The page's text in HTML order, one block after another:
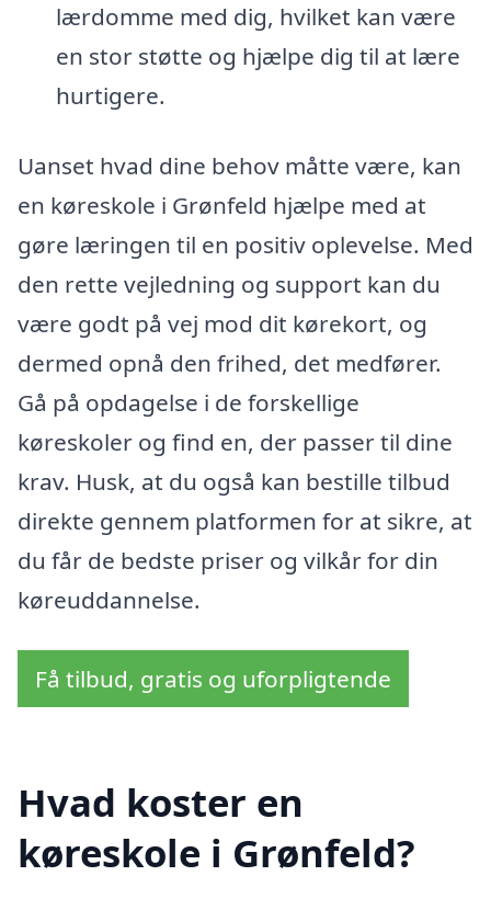
lærdomme med dig, hvilket kan være
en stor støtte og hjælpe dig til at lære
hurtigere.
Uanset hvad dine behov måtte være, kan
en køreskole i Grønfeld hjælpe med at
gøre læringen til en positiv oplevelse. Med
den rette vejledning og support kan du
være godt på vej mod dit kørekort, og
dermed opnå den frihed, det medfører.
Gå på opdagelse i de forskellige
køreskoler og find en, der passer til dine
krav. Husk, at du også kan bestille tilbud
direkte gennem platformen for at sikre, at
du får de bedste priser og vilkår for din
køreuddannelse.
Få tilbud, gratis og uforpligtende
Hvad koster en
køreskole i Grønfeld?